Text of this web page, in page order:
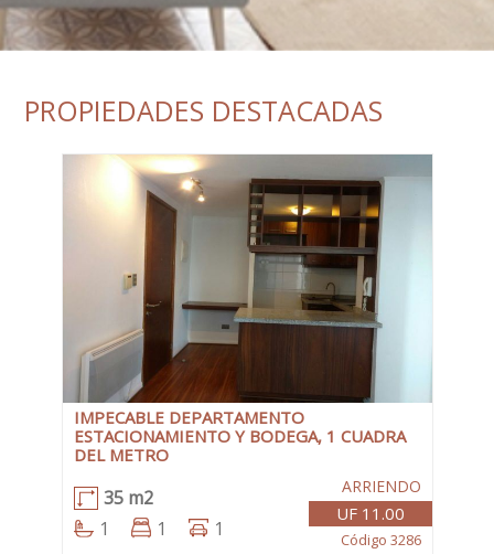
PROPIEDADES DESTACADAS
IMPECABLE DEPARTAMENTO
ESTACIONAMIENTO Y BODEGA, 1 CUADRA
DEL METRO
35 m2
1
1 1
ARRIENDO
UF 11.00
Código 3286